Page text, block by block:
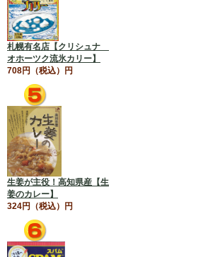
札幌有名店【クリシュナ
オホーツク流氷カリー】
708円（税込）円
生姜が主役！高知県産【生
姜のカレー】
324円（税込）円